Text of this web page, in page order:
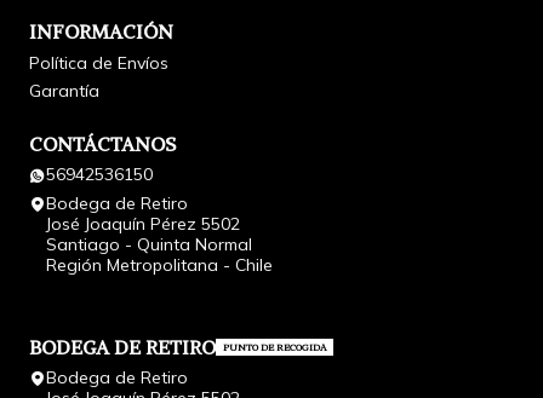
INFORMACIÓN
Política de Envíos
Garantía
CONTÁCTANOS
56942536150
Bodega de Retiro
José Joaquín Pérez 5502
Santiago - Quinta Normal
Región Metropolitana - Chile
BODEGA DE RETIRO PUNTO DE RECOGIDA
Bodega de Retiro